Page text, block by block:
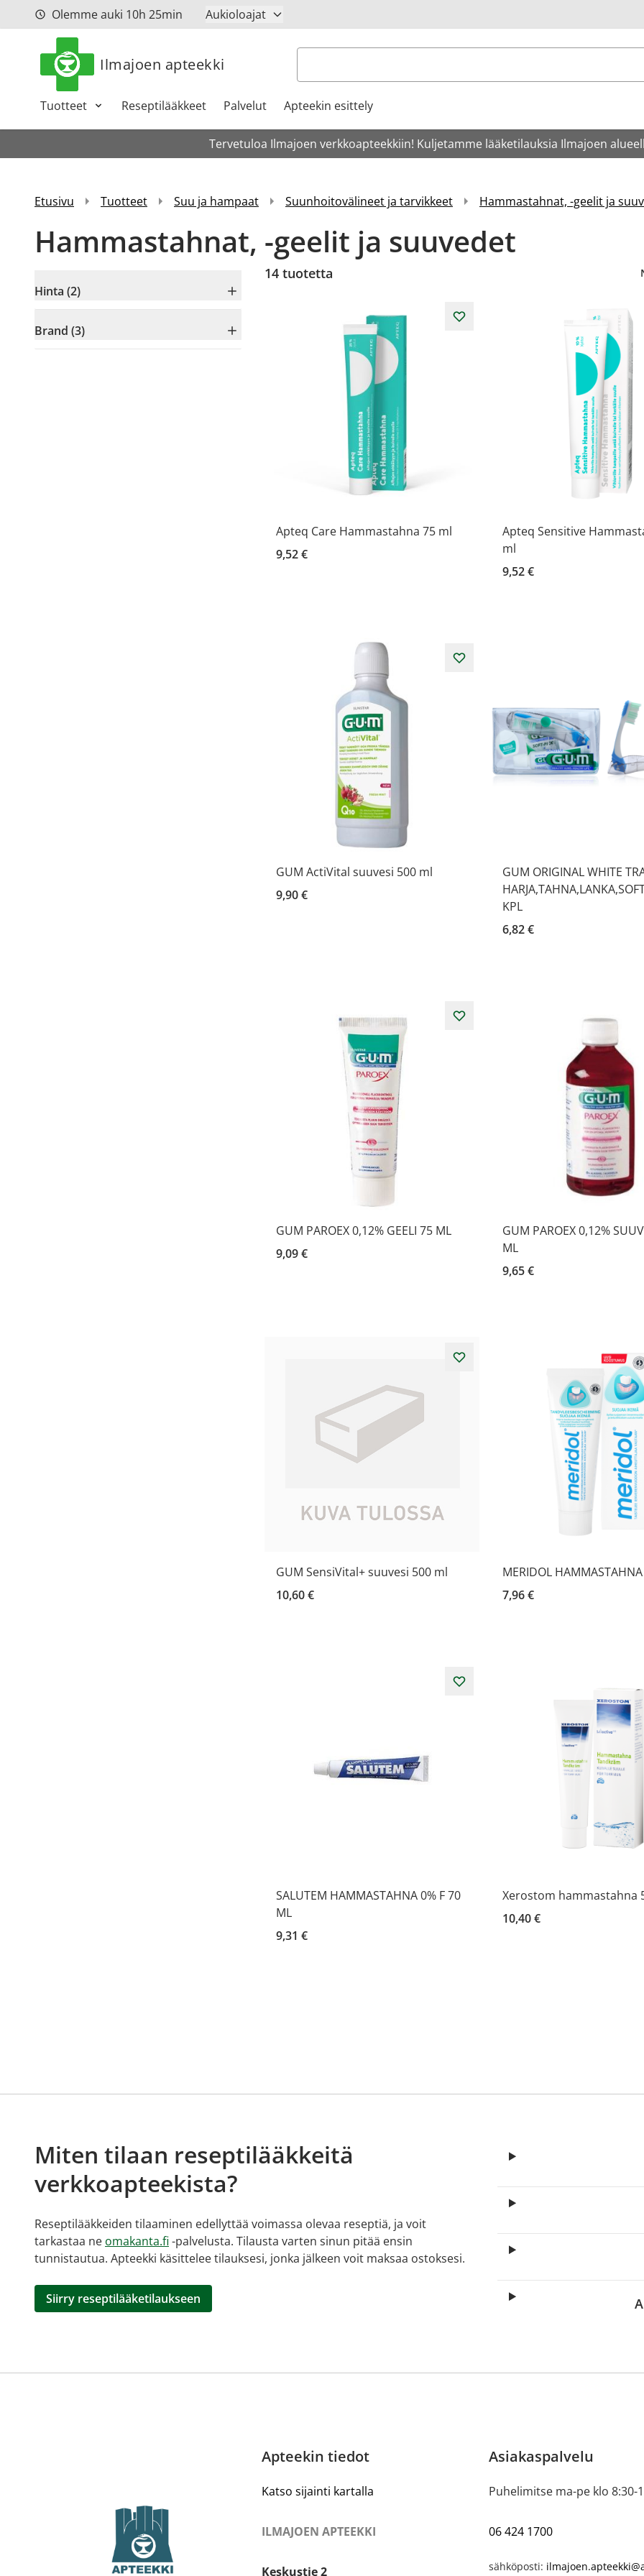
Siirry sisältöönOlemme auki 10h 25min Aukioloajat
Ilmajoen apteekki Haku
Tuotteet Reseptilääkkeet Palvelut Apteekin esittely
Tervetuloa Ilmajoen verkkoapteekkiin! Kuljetamme lääketilauksia Ilmajoen
Etusivu Tuotteet Suu ja hampaat Suunhoitovälineet ja tarvikkeet Hammastahnat, -geelit ja
Hammastahnat, -geelit ja suuvedet
Hinta (2)
Brand (3)
14 tuotetta
Apteq Care Hammastahna 75 ml
9,52 €
Apteq Sensitive
ml
9,52 €
GUM ActiVital suuvesi 500 ml
9,90 €
GUM ORIGINAL WHITE
KPL
6,82 €
GUM PAROEX 0,12% GEELI 75 ML
9,09 €
GUM PAROEX 0,12%
ML
9,65 €
GUM SensiVital+ suuvesi 500 ml
10,60 €
MERIDOL
7,96 €
SALUTEM HAMMASTAHNA 0% F 70
ML
9,31 €
Xerostom hammastahna
10,40 €
Miten tilaan reseptilääkkeitä
verkkoapteekista?
Reseptilääkkeiden tilaaminen edellyttää voimassa olevaa reseptiä, ja voit
tarkastaa ne omakanta.fi -palvelusta. Tilausta varten sinun pitää ensin
tunnistautua. Apteekki käsittelee tilauksesi, jonka jälkeen voit maksaa ostoksesi.
Siirry reseptilääketilaukseen
Apteekin tiedot
Katso sijainti kartalla
ILMAJOEN APTEEKKI
Keskustie 2
Asiakaspalvelu
Puhelimitse ma-pe klo 8:30-
06 424 1700
sähköposti: